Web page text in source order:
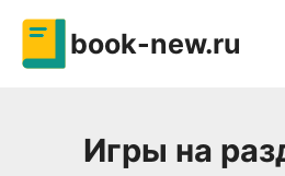
Перейти
содержимому
book-new.ru
Игры на